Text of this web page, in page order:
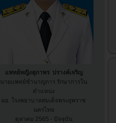
แพทย์หญิงสุภาพร ปรางค์เจริญ
นายแพทย์ชำนาญการ รักษาการใน
ตำแหน่ง
ผอ. โรงพยาบาลสมเด็จพระยุพราช
นครไทย
ตุลาคม 2565 - ปัจจุบัน